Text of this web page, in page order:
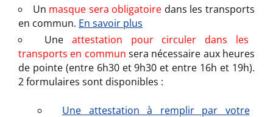
Un masque sera obligatoire dans les transports
en commun. En savoir plus
Une attestation pour circuler dans les
transports en commun sera nécessaire aux heures
de pointe (entre 6h30 et 9h30 et entre 16h et 19h).
2 formulaires sont disponibles :
Une attestation à remplir par votre